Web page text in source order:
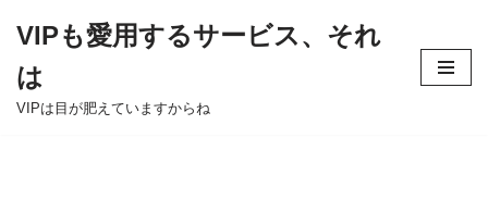
to
content
VIPも愛用するサービス、それ
は
VIPは目が肥えていますからね